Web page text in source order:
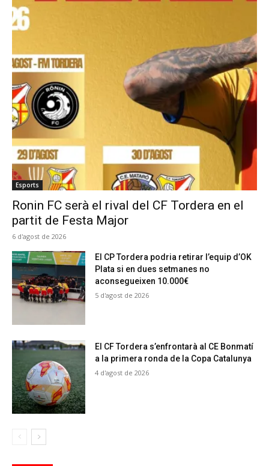
Esports
Ronin FC serà el rival del CF Tordera en el
partit de Festa Major
6 d'agost de 2026
El CP Tordera podria retirar l’equip d’OK
Plata si en dues setmanes no
aconsegueixen 10.000€
5 d'agost de 2026
El CF Tordera s’enfrontarà al CE Bonmatí
a la primera ronda de la Copa Catalunya
4 d'agost de 2026